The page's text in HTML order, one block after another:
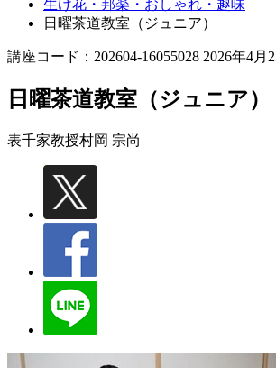
生け花・邦楽・おしゃれ・趣味
日曜茶道教室（ジュニア）
講座コード：202604-16055028 2026年4月
日曜茶道教室（ジュニア）
表千家教授村岡 宗尚